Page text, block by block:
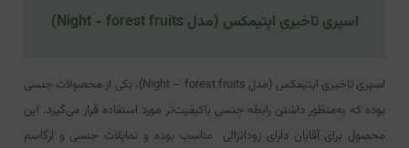
اسپری تاخیری اپتیمکس (مدل Night - forest fruits)
اسپری تاخیری اپتیمکس (مدل Night – forest fruits)، یکی از محصولات جنسی
بوده که به‌منظور داشتن رابطه جنسی با‌کیفیت‌تر مورد استفاده قرار می‌گیرد. این
محصول برای آقایان دارای زودانزالی مناسب بوده و تمایلات جنسی و ارگاسم